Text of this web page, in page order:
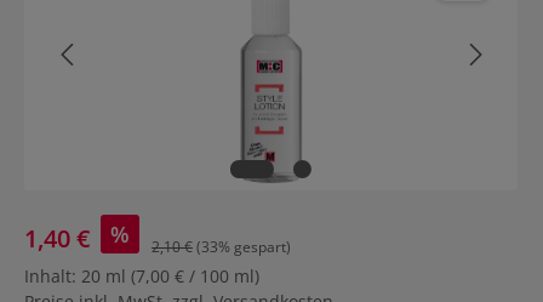
1,40 € % 2,10 €(33% gespart)
Inhalt: 20 ml (7,00 € / 100 ml)